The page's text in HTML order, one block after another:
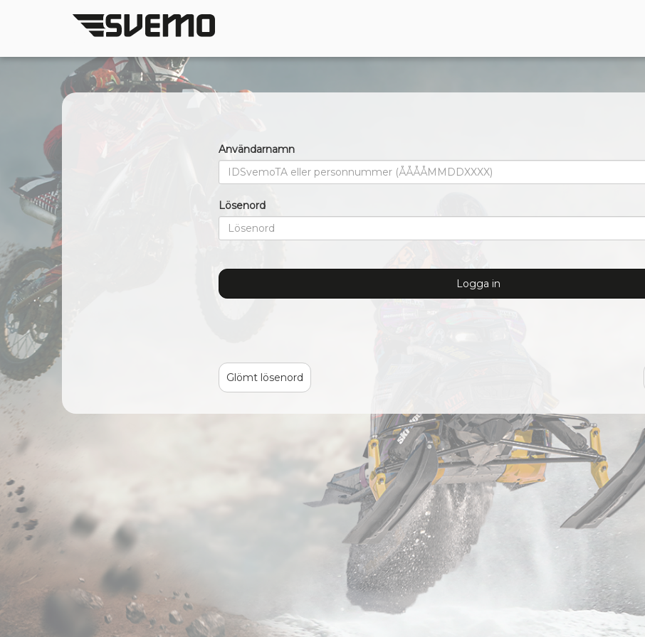
Användarnamn
Lösenord
Logga in
Glömt lösenord